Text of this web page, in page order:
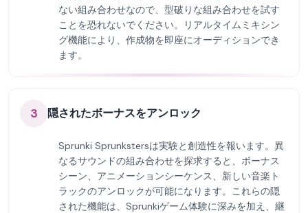
ない組み合わせなので、型破りな組み合わせを試す
ことを恐れないでください。リアルタイムミキシン
グ機能により、作成物を即座にオーディションでき
ます。
3 隠されたボーナスをアンロック
Sprunki Sprunkstersは実験と創造性を報います。異
なるサウンドの組み合わせを探求すると、ボーナス
シーン、アニメーションシーケンス、新しい音楽ト
ラックのアンロックが可能になります。これらの隠
された機能は、Sprunkiゲーム体験に深みを加え、継